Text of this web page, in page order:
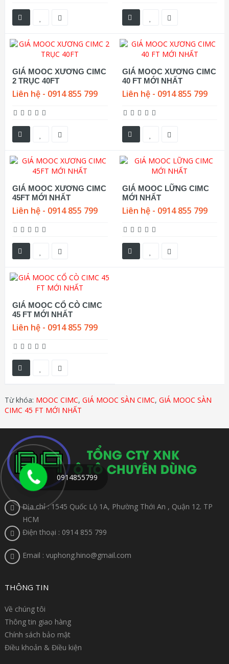
GIÁ MOOC XƯƠNG CIMC
2 TRỤC 40FT
Liên hệ - 0914 855 799
GIÁ MOOC XƯƠNG CIMC
40 FT MỚI NHẤT
Liên hệ - 0914 855 799
GIÁ MOOC XƯƠNG CIMC
45FT MỚI NHẤT
Liên hệ - 0914 855 799
GIÁ MOOC LỮNG CIMC
MỚI NHẤT
Liên hệ - 0914 855 799
GIÁ MOOC CỔ CÒ CIMC
45 FT MỚI NHẤT
Liên hệ - 0914 855 799
Từ khóa: MOOC CIMC, GIÁ MOOC SÀN CIMC, GIÁ MOOC SÀN
CIMC 45 FT MỚI NHẤT
Địa chỉ : 1545 Quốc Lộ 1A, Phường Thới An , Quận 12. TP
HCM
Điện thoại : 0914 855 799
Email : vuphong.hino@gmail.com
THÔNG TIN
Về chúng tôi
Thông tin giao hàng
Chính sách bảo mật
Điều khoản & Điều kiện
0914855799